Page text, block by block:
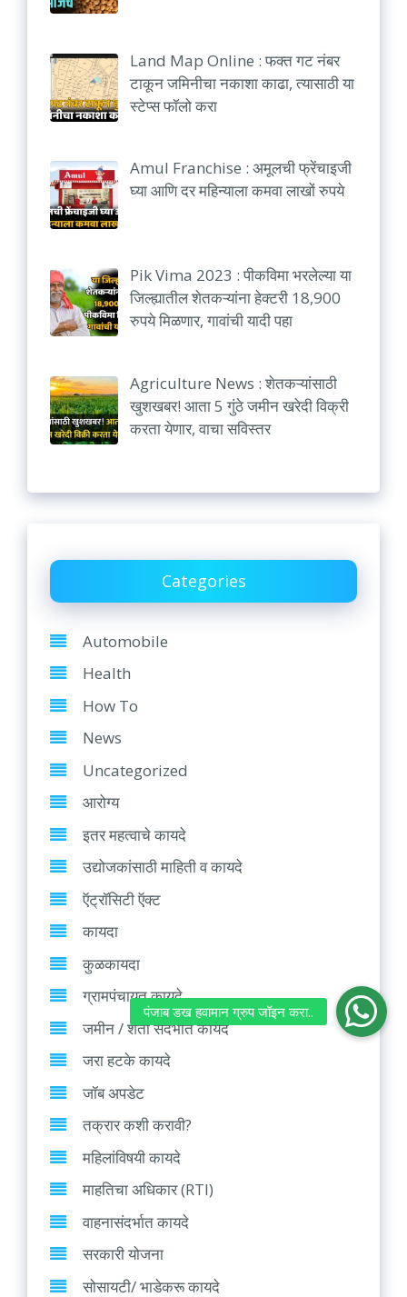
Land Map Online : फक्त गट नंबर
टाकून जमिनीचा नकाशा काढा, त्यासाठी या
स्टेप्स फॉलो करा
Amul Franchise : अमूलची फ्रेंचाइजी
घ्या आणि दर महिन्याला कमवा लाखों रुपये
Pik Vima 2023 : पीकविमा भरलेल्या या
जिल्ह्यातील शेतकऱ्यांना हेक्टरी 18,900
रुपये मिळणार, गावांची यादी पहा
Agriculture News : शेतकऱ्यांसाठी
खुशखबर! आता 5 गुंठे जमीन खरेदी विक्री
करता येणार, वाचा सविस्तर
Categories
Automobile
Health
How To
News
Uncategorized
आरोग्य
इतर महत्वाचे कायदे
उद्योजकांसाठी माहिती व कायदे
ऍट्रॉसिटी ऍक्ट
कायदा
कुळकायदा
ग्रामपंचायत कायदे
जमीन / शेती संदर्भात कायदे
जरा हटके कायदे
जॉब अपडेट
तक्रार कशी करावी?
महिलांविषयी कायदे
माहतिचा अधिकार (RTI)
वाहनासंदर्भात कायदे
सरकारी योजना
सोसायटी/ भाडेकरू कायदे